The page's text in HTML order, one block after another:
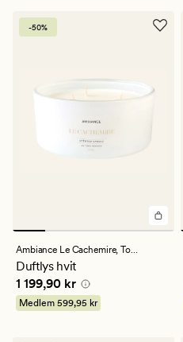
-50%
Ambiance Le Cachemire,Tone Kroken
Duftlys hvit
Pris 1 199,90 kr
1 199,90 kr
Medlem 599,95 kr